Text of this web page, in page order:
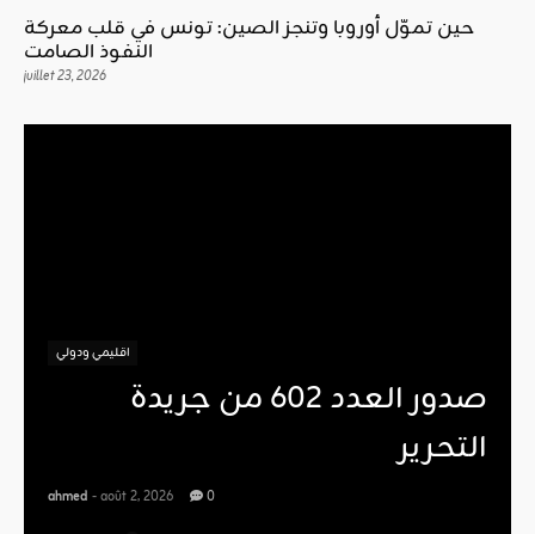
حين تموّل أوروبا وتنجز الصين: تونس في قلب معركة
النفوذ الصامت
juillet 23, 2026
اقليمي ودولي
صدور العدد 602 من جريدة
التحرير
ahmed - août 2, 2026 0